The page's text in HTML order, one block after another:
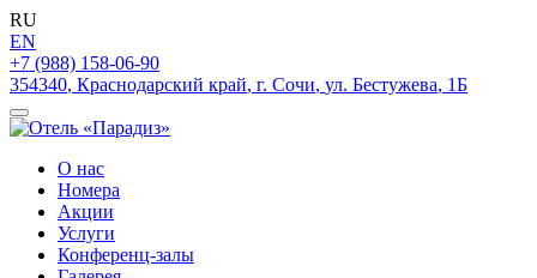
RU
EN
+7 (988) 158-06-90
354340, Краснодарский край, г. Сочи, ул. Бестужева, 1Б
О нас
Номера
Акции
Услуги
Конференц-залы